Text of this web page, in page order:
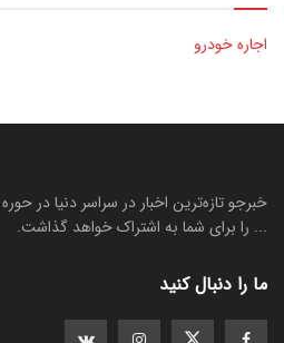
اجاره خودرو
خبرجو تازه‌ترین اخبار در سراسر دنیا در
... را برای شما به اشتراک خواهد گذاشت.
ما را دنبال کنید